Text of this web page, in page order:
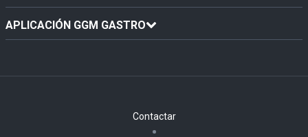
APLICACIÓN GGM GASTRO
Contactar